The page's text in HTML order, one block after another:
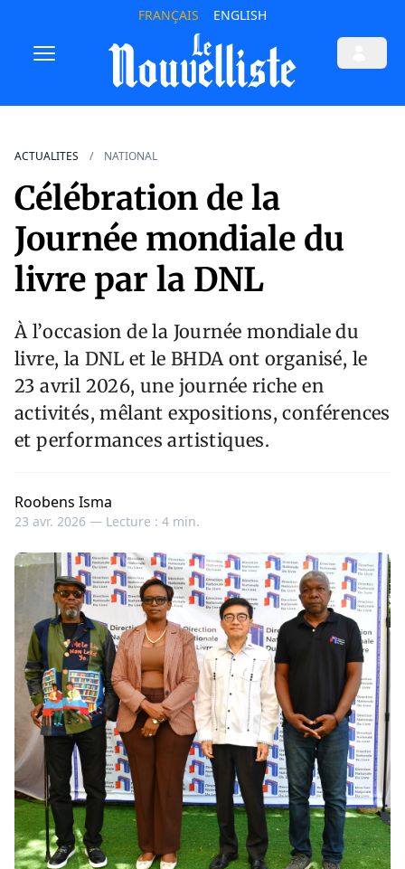
FRANÇAIS ENGLISH
ACTUALITES NATIONAL
Célébration de la
Journée mondiale du
livre par la DNL
À l’occasion de la Journée mondiale du
livre, la DNL et le BHDA ont organisé, le
23 avril 2026, une journée riche en
activités, mêlant expositions, conférences
et performances artistiques.
Roobens Isma
23 avr. 2026 — Lecture : 4 min.